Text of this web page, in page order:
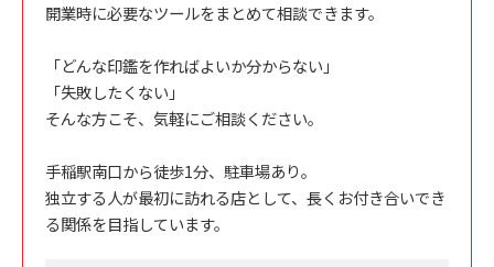
開業時に必要なツールをまとめて相談できます。
「どんな印鑑を作ればよいか分からない」
「失敗したくない」
そんな方こそ、気軽にご相談ください。
手稲駅南口から徒歩1分、駐車場あり。
独立する人が最初に訪れる店として、長くお付き合いでき
る関係を目指しています。